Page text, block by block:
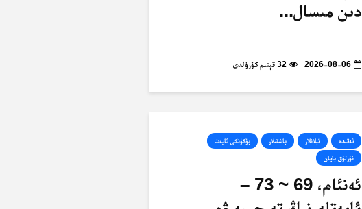
دىن مىسال...
2026-08-06 32 قېتىم كۆرۈلدى
ئەقىدە ئېلانلار باشقىلار بۈگۈنكى ئايەت
نۇرلۇق بايان
ئەنئام، 69 ~ 73 –